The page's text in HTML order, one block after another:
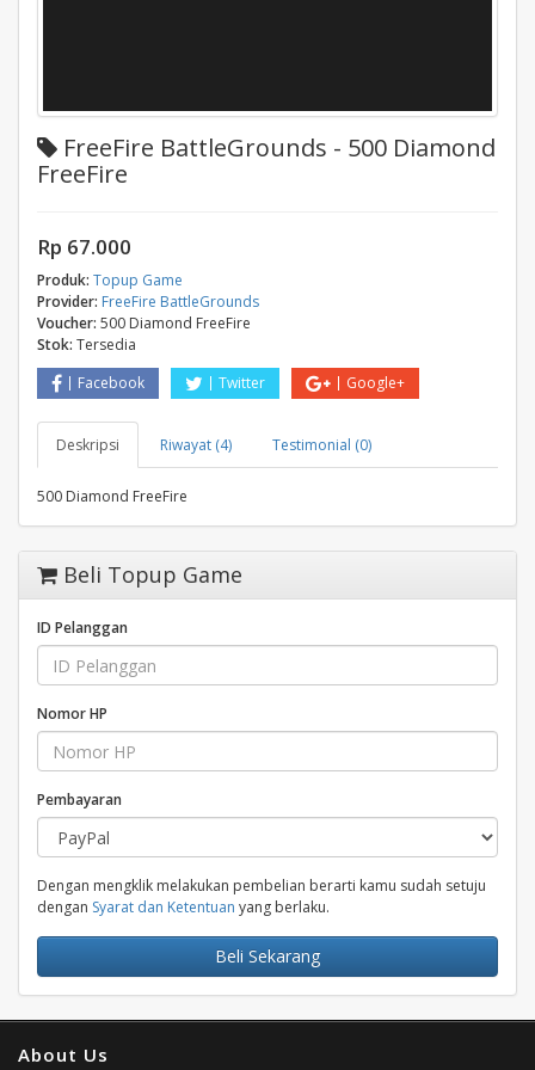
FreeFire BattleGrounds - 500 Diamond
FreeFire
Rp 67.000
Produk: Topup Game
Provider: FreeFire BattleGrounds
Voucher: 500 Diamond FreeFire
Stok: Tersedia
Facebook
Twitter Google+
Deskripsi Riwayat (4) Testimonial (0)
500 Diamond FreeFire
Beli Topup Game
ID Pelanggan
Nomor HP
Pembayaran
Dengan mengklik melakukan pembelian berarti kamu sudah setuju
dengan Syarat dan Ketentuan yang berlaku.
Beli Sekarang
About Us